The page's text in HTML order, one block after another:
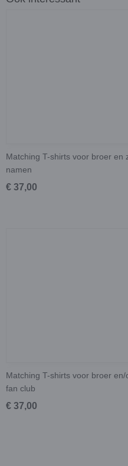
Matching T-shirts voor broer en
namen
€ 37,00
Matching T-shirts voor broer
fan club
€ 37,00